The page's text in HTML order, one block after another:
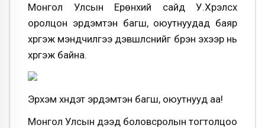
Монгол Улсын Ерөнхий сайд У.Хүрэлсүх
оролцон эрдэмтэн багш, оюутнуудад баяр
хүргэж мэндчилгээ дэвшүүлснийг бүрэн эхээр нь
хүргэж байна.
Эрхэм хүндэт эрдэмтэн багш, оюутнууд аа!
Монгол Улсын дээд боловсролын тогтолцоо